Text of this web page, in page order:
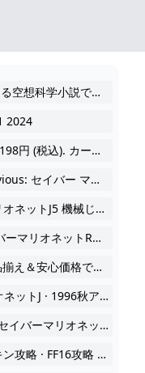
アンドロイド: それは単なる空想科学小説ですか? いいえ、人間の脳で制御できるロボットはすでに存在します 2024
2024
卓球セット ネット付き 1,198円 (税込). カートに入れる. 2024
投稿ナビゲーション. Previous: セイバー マリオ ネット 2024
SMガールズ セイバーマリオネットJ5 機械じかけの乙女たち 2024
acum 1 zi — VHS「セイバーマリオネットR」全3巻セットのサムネイル.バンダイビジュアル 2024
5 ～ 7歳の商品を豊富な品揃え＆安心価格で。 2024
最新記事 · セイバーマリオネットJ · 1996秋アニメ 2024
20 oct. 2020 — アニメ『セイバーマリオネット』シリーズ全60話を収録したBD-BOXが2024年3月24日に発売。価格は29700円［税込］ 2024
マリオRPG攻略 · ティアキン攻略 · FF16攻略 2024